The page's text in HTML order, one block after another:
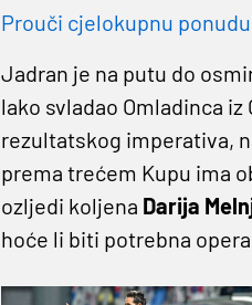
Prouči cjelokupnu
Jadran je na putu do
lako svladao Omladinca
rezultatskog imperativa,
prema trećem Kupu ima
ozljedi koljena Darija
hoće li biti potrebna